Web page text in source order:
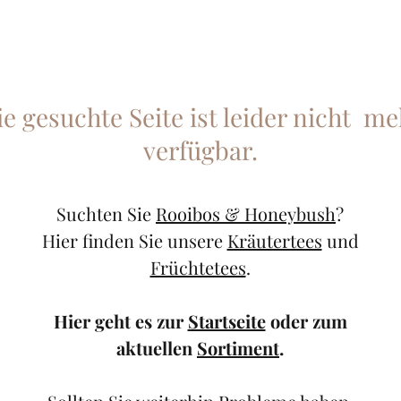
gesuchte Seite ist leider nicht
verfügbar.
Suchten Sie Rooibos & Honeybush?
Hier finden Sie unsere Kräutertees und
Früchtetees.
Hier geht es zurStartseiteoder zum
aktuellen Sortiment.